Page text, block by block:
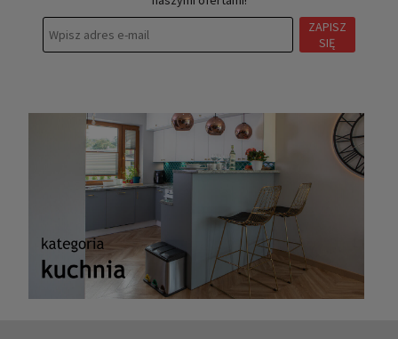
ZAPISZ
SIĘ